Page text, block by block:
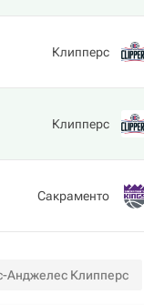
Клипперс
Клипперс
Сакраменто
Анджелес Клипперс